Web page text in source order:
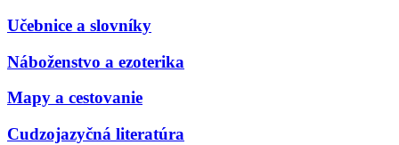
Učebnice a slovníky
Náboženstvo a ezoterika
Mapy a cestovanie
Cudzojazyčná literatúra